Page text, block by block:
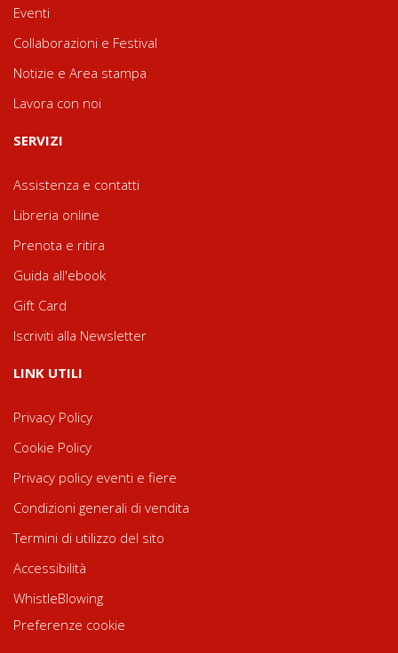
Eventi
Collaborazioni e Festival
Notizie e Area stampa
Lavora con noi
SERVIZI
Assistenza e contatti
Libreria online
Prenota e ritira
Guida all'ebook
Gift Card
Iscriviti alla Newsletter
LINK UTILI
Privacy Policy
Cookie Policy
Privacy policy eventi e fiere
Condizioni generali di vendita
Termini di utilizzo del sito
Accessibilità
WhistleBlowing
Preferenze cookie